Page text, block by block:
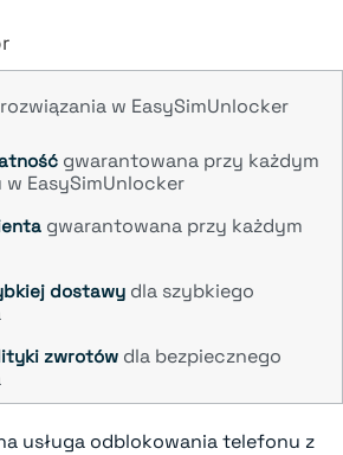
rozwiązania w EasySimUnlocker
gwarantowana przy każdym
EasySimUnlocker
gwarantowana przy każdym
dostawy dla szybkiego
zwrotów dla bezpiecznego
usługa odblokowania telefonu z